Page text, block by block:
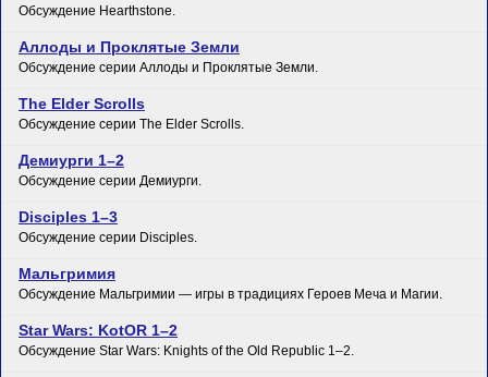
Обсуждение Hearthstone.
Аллоды и Проклятые Земли
Обсуждение серии Аллоды и Проклятые Земли.
The Elder Scrolls
Обсуждение серии The Elder Scrolls.
Демиурги 1–2
Обсуждение серии Демиурги.
Disciples 1–3
Обсуждение серии Disciples.
Мальгримия
Обсуждение Мальгримии — игры в традициях Героев Меча и Магии.
Star Wars: KotOR 1–2
Обсуждение Star Wars: Knights of the Old Republic 1–2.